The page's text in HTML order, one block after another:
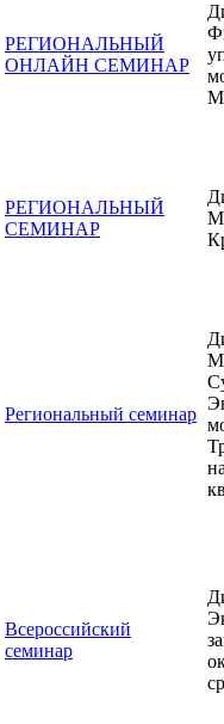
РЕГИОНАЛЬНЫЙ
ОНЛАЙН СЕМИНАР
РЕГИОНАЛЬНЫЙ
СЕМИНАР
Региональный семинар
Всероссийский
семинар